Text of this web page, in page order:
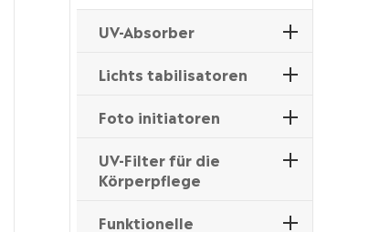
UV-Absorber
Lichts tabilisatoren
Foto initiatoren
UV-Filter für die
Körperpflege
Funktionelle